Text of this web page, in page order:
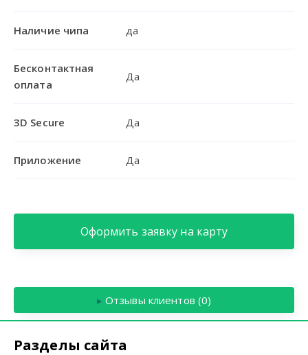
Наличие чипа да
Бесконтактная
оплата
Да
3D Secure Да
Приложение Да
Оформить заявку на карту
▸ Отзывы клиентов (0)
Разделы сайта